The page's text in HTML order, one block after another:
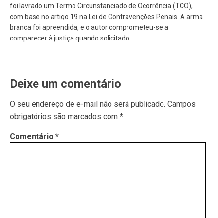
foi lavrado um Termo Circunstanciado de Ocorrência (TCO),
com base no artigo 19 na Lei de Contravenções Penais. A arma
branca foi apreendida, e o autor comprometeu-se a
comparecer à justiça quando solicitado.
Deixe um comentário
O seu endereço de e-mail não será publicado. Campos
obrigatórios são marcados com *
Comentário *